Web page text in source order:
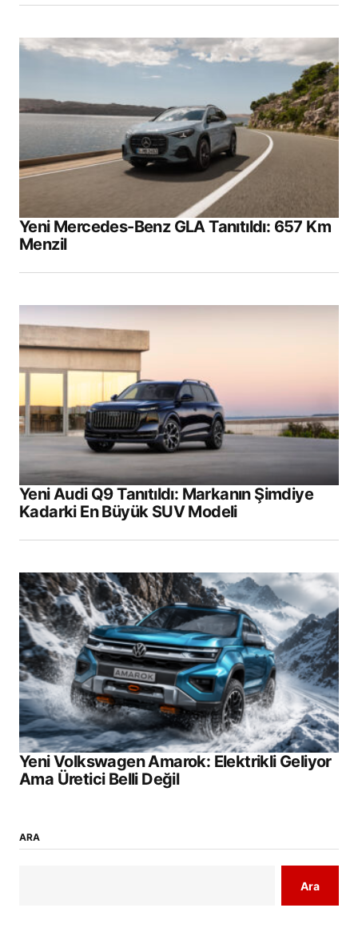
Yeni Mercedes-Benz GLA Tanıtıldı: 657 Km
Menzil
Yeni Audi Q9 Tanıtıldı: Markanın Şimdiye
Kadarki En Büyük SUV Modeli
Yeni Volkswagen Amarok: Elektrikli Geliyor
Ama Üretici Belli Değil
ARA
Ara